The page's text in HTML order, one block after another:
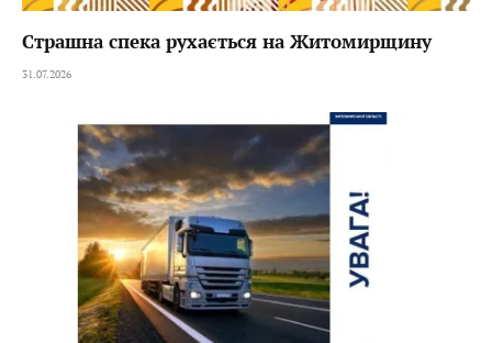
Страшна спека рухається на Житомирщину
31.07.2026